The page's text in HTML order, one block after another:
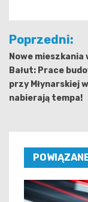
wpisu
Poprzedni:
Nowe mieszkania
Bałut: Prace
przy Młynarskiej
nabierają tempa!